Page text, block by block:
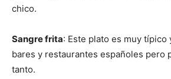
chico.
Sangre frita: Este plato es muy típico
bares y restaurantes españoles pero
tanto.